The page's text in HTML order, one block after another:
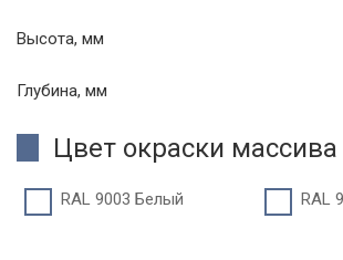
Высота, мм
Глубина, мм
Цвет окраски
RAL 9003 Белый RAL